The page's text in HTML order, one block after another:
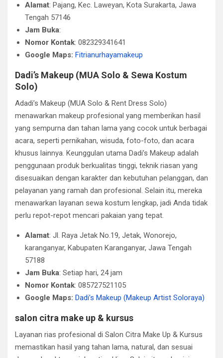
Alamat: Pajang, Kec. Laweyan, Kota Surakarta, Jawa
Tengah 57146
Jam Buka:
Nomor Kontak: 082329341641
Google Maps: Fitrianurhayamakeup
Dadi’s Makeup (MUA Solo & Sewa Kostum
Solo)
Adadi’s Makeup (MUA Solo & Rent Dress Solo)
menawarkan makeup profesional yang memberikan hasil
yang sempurna dan tahan lama yang cocok untuk berbagai
acara, seperti pernikahan, wisuda, foto-foto, dan acara
khusus lainnya. Keunggulan utama Dadi’s Makeup adalah
penggunaan produk berkualitas tinggi, teknik riasan yang
disesuaikan dengan karakter dan kebutuhan pelanggan, dan
pelayanan yang ramah dan profesional. Selain itu, mereka
menawarkan layanan sewa kostum lengkap, jadi Anda tidak
perlu repot-repot mencari pakaian yang tepat.
Alamat: Jl. Raya Jetak No.19, Jetak, Wonorejo,
karanganyar, Kabupaten Karanganyar, Jawa Tengah
57188
Jam Buka: Setiap hari, 24 jam
Nomor Kontak: 085727521105
Google Maps: Dadi’s Makeup (Makeup Artist Soloraya)
salon citra make up & kursus
Layanan rias profesional di Salon Citra Make Up & Kursus
memastikan hasil yang tahan lama, natural, dan sesuai